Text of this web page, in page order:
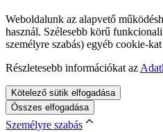
Weboldalunk az alapvető
használ. Szélesebb körű
személyre szabás) egyéb cookie-
Részletesebb információkat az
Kötelező sütik elfogadása
Összes elfogadása
Személyre szabás